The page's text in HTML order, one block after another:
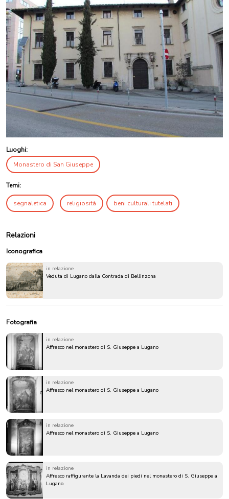
Luoghi:
Monastero di San Giuseppe
Temi:
segnaletica religiosità beni culturali tutelati
Relazioni
Iconografica
in relazione
Veduta di Lugano dalla Contrada di Bellinzona
Fotografia
in relazione
Affresco nel monastero di S. Giuseppe a Lugano
in relazione
Affresco nel monastero di S. Giuseppe a Lugano
in relazione
Affresco nel monastero di S. Giuseppe a Lugano
in relazione
Affresco raffigurante la Lavanda dei piedi nel monastero di S. Giuseppe a
Lugano